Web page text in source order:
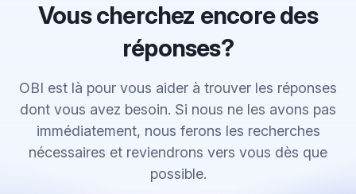
Vous cherchez encore des
réponses?
OBI est là pour vous aider à trouver les réponses
dont vous avez besoin. Si nous ne les avons pas
immédiatement, nous ferons les recherches
nécessaires et reviendrons vers vous dès que
possible.